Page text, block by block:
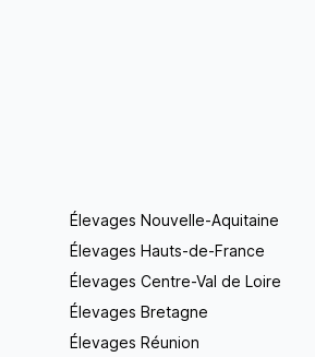
Élevages Nouvelle-Aquitaine
Élevages Hauts-de-France
Élevages Centre-Val de Loire
Élevages Bretagne
Élevages Réunion